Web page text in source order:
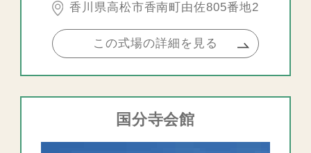
香川県高松市香南町由佐805番地2
この式場の詳細を見る
国分寺会館